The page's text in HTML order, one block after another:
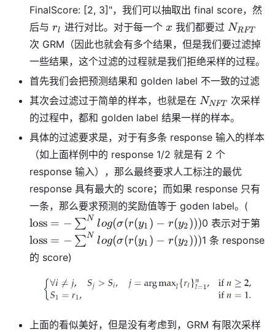
FinalScore: [2, 3]"，我们可以抽取出 final score，然
后与 r_l
rl 进行对比。对于每一个 x
x 我们都要过 NRFT
次 GRM（因此也就会有多个结果，但是我们要过滤掉
一些结果，这个过滤的过程就是我们拒绝采样的过程。
首先我们会把预测结果和 golden label 不一致的过滤
其次会过滤过于简单的样本，也就是在 N_{NFT}
NNFT
次采样
的过程中，都和 golden label 结果一样的样本。
具体的过滤要求是，对于有多条 response 输入的样本
（如上面样例中的 response 1/2 就是有 2 个
response 输入），那么最终要求人工标注的最优
response 具有最大的 score；而如果 response 只有
一条，那么要求预测的奖励值等于 goden label。(
-
loss = − ∑N log(σ(r(y1 ) − r(y2)))0 表示对于第
loss = − ∑N log(σ(r(y1 ) − r(y2)))1 条 response
的 score)
上面的看似美好，但是没有考虑到，GRM 有限次采样